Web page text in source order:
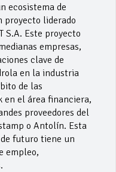
ecosistema de
proyecto liderado
S.A. Este proyecto
empresas,
clave de
en la industria
de las
en el área financiera,
proveedores del
o Antolín. Esta
futuro tiene un
empleo,